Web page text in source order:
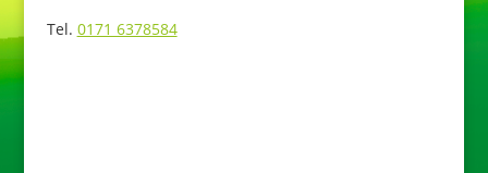
Tel. 0171 6378584